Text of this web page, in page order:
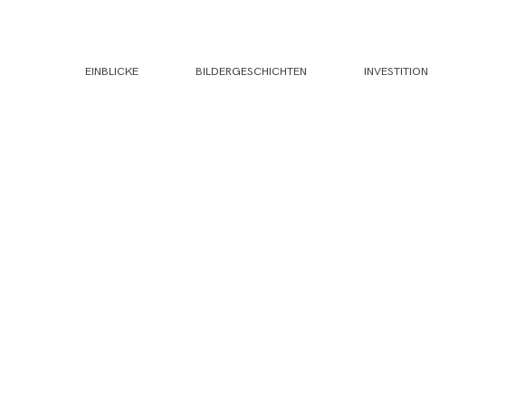
EINBLICKE BILDERGESCHICHTEN INVESTITION